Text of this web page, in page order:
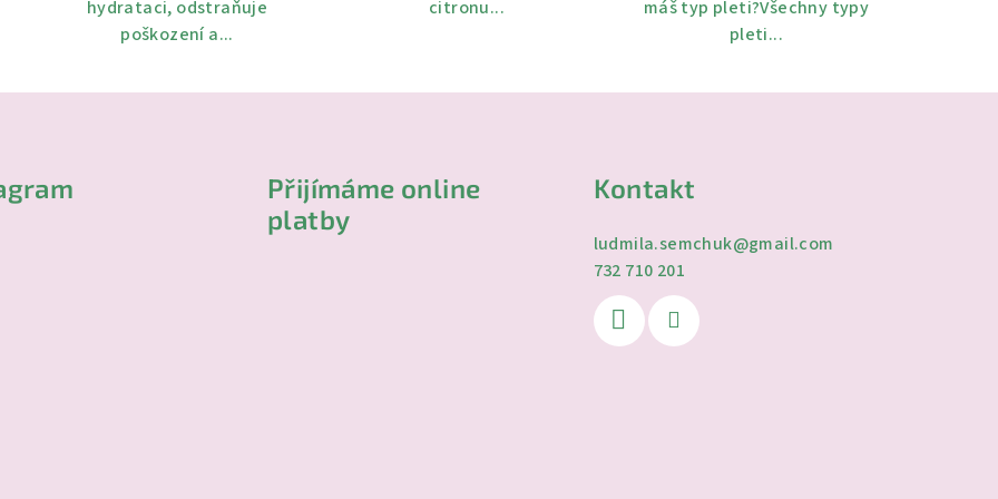
hydrataci, odstraňuje
poškození a...
citronu...
máš typ pleti?Všechny typy
pleti...
Přijímáme online
platby
Kontakt
ludmila.semchuk@gmail.com
732 710 201